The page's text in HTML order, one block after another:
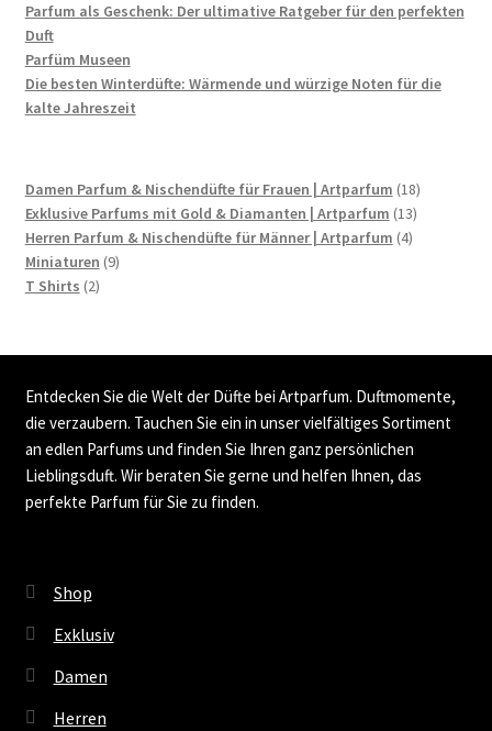
Parfum als Geschenk: Der ultimative Ratgeber für den perfekten
Duft
Parfüm Museen
Die besten Winterdüfte: Wärmende und würzige Noten für die
kalte Jahreszeit
Damen Parfum & Nischendüfte für Frauen | Artparfum 1818
Produkte
Exklusive Parfums mit Gold & Diamanten | Artparfum 1313
Produkte
Herren Parfum & Nischendüfte für Männer | Artparfum 44
Miniaturen 99
T Shirts 22
Entdecken Sie die Welt der Düfte bei Artparfum. Duftmomente,
die verzaubern. Tauchen Sie ein in unser vielfältiges Sortiment
an edlen Parfums und finden Sie Ihren ganz persönlichen
Lieblingsduft. Wir beraten Sie gerne und helfen Ihnen, das
perfekte Parfum für Sie zu finden.
Shop
Exklusiv
Damen
Herren